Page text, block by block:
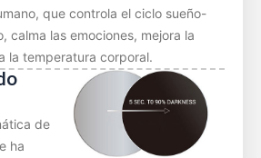
que controla el ciclo sueño-
calma las emociones, mejora la
la temperatura corporal.
de
ha